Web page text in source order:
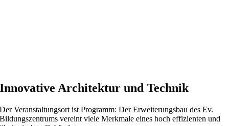
Innovative Architektur und Technik
Der Veranstaltungsort ist Programm: Der Erweiterungsbau des Ev.
Bildungszentrums vereint viele Merkmale eines hoch effizienten und